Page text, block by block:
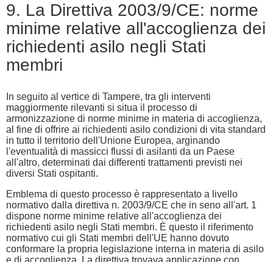
9. La Direttiva 2003/9/CE: norme
minime relative all'accoglienza dei
richiedenti asilo negli Stati
membri
In seguito al vertice di Tampere, tra gli interventi
maggiormente rilevanti si situa il processo di
armonizzazione di norme minime in materia di accoglienza,
al fine di offrire ai richiedenti asilo condizioni di vita standard
in tutto il territorio dell'Unione Europea, arginando
l'eventualità di massicci flussi di asilanti da un Paese
all'altro, determinati dai differenti trattamenti previsti nei
diversi Stati ospitanti.
Emblema di questo processo è rappresentato a livello
normativo dalla direttiva n. 2003/9/CE che in seno all'art. 1
dispone norme minime relative all'accoglienza dei
richiedenti asilo negli Stati membri. È questo il riferimento
normativo cui gli Stati membri dell'UE hanno dovuto
conformare la propria legislazione interna in materia di asilo